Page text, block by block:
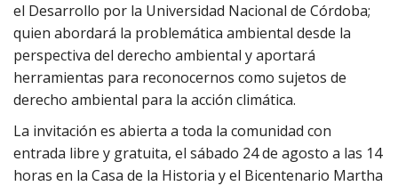
el Desarrollo por la Universidad Nacional de Córdoba;
quien abordará la problemática ambiental desde la
perspectiva del derecho ambiental y aportará
herramientas para reconocernos como sujetos de
derecho ambiental para la acción climática.
La invitación es abierta a toda la comunidad con
entrada libre y gratuita, el sábado 24 de agosto a las 14
horas en la Casa de la Historia y el Bicentenario Martha